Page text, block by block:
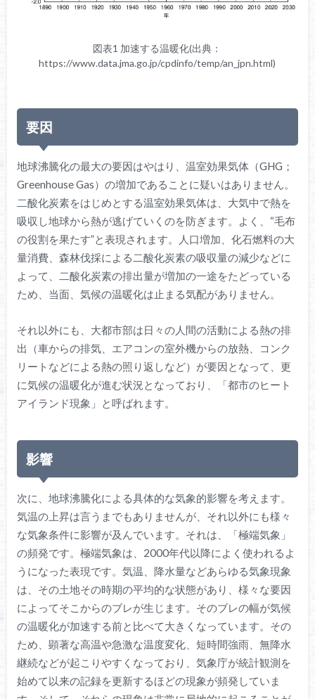
図表1 加速する温暖化(出典：
https://www.data.jma.go.jp/cpdinfo/temp/an_jpn.html)
要因
地球沸騰化の最大の要因はやはり、温室効果気体（GHG；
Greenhouse Gas）の増加であることに疑いはありません。
二酸化炭素をはじめとする温室効果気体は、大気中で熱を
吸収し地球から熱が逃げていくのを防ぎます。よく、“毛布
の役割を果たす”と表現されます。人口増加、化石燃料の大
量消費、森林伐採による二酸化炭素の吸収量の減少などに
よって、二酸化炭素の排出量が増加の一途をたどっている
ため、当面、気候の温暖化は止まる気配がありません。
それ以外にも、大都市部は日々の人間の活動による熱の排
出（車からの排気、エアコンの室外機からの放熱、コンク
リートなどによる熱の照り返しなど）が要因となって、更
に気候の温暖化が進む状況となっており、「都市のヒート
アイランド現象」と呼ばれます。
影響
次に、地球沸騰化による具体的な気象的影響を考えます。
気温の上昇は言うまでもありませんが、それ以外にも様々
な気象条件に影響が及んでいます。それは、「極端気象」
の頻発です。極端気象は、2000年代以降によく使われるよ
うになった表現です。気温、降水量などあらゆる気象現象
は、その土地その時期の平均的な状態があり、様々な要因
によってそこからのブレが生じます。そのブレの幅が気候
の温暖化が加速する前と比べて大きくなっています。その
ため、顕著な高温や急激な温度変化、短時間強雨、無降水
継続などが起こりやすくなっており、気象庁が統計観測を
始めて以来の記録を更新するほどの現象が頻発していま